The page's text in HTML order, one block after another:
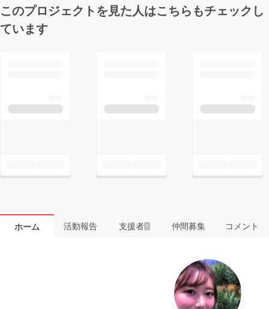
このプロジェクトを見た人はこちらもチェックし
ています
ホーム 活動報告 支援者 1 仲間募集 コメント